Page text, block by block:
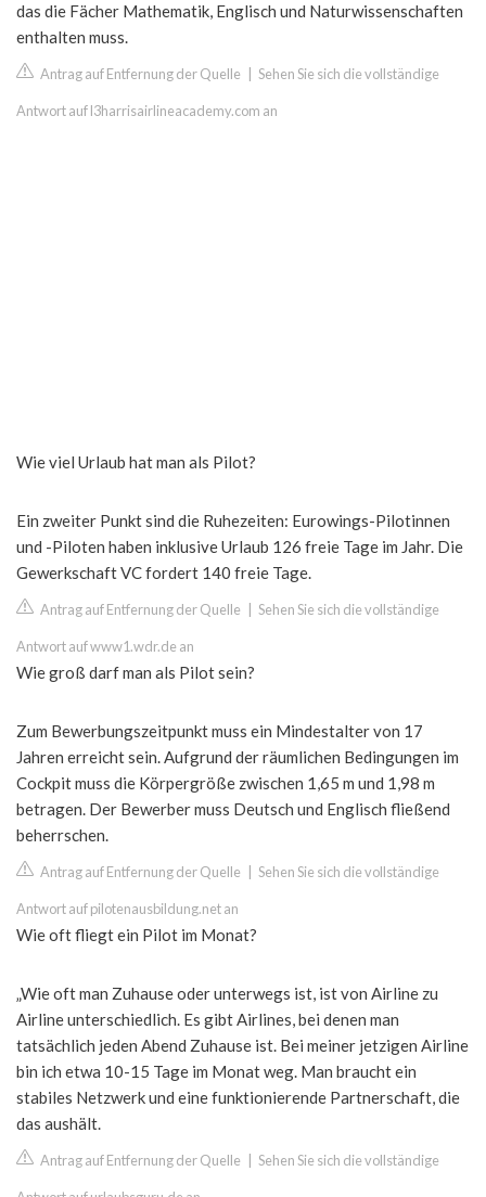
das die Fächer Mathematik, Englisch und Naturwissenschaften
enthalten muss.
Antrag auf Entfernung der Quelle Sehen Sie sich die vollständige
Antwort auf l3harrisairlineacademy.com an
Wie viel Urlaub hat man als Pilot?
Ein zweiter Punkt sind die Ruhezeiten: Eurowings-Pilotinnen
und -Piloten haben inklusive Urlaub 126 freie Tage im Jahr. Die
Gewerkschaft VC fordert 140 freie Tage.
Antrag auf Entfernung der Quelle Sehen Sie sich die vollständige
Antwort auf www1.wdr.de an
Wie groß darf man als Pilot sein?
Zum Bewerbungszeitpunkt muss ein Mindestalter von 17
Jahren erreicht sein. Aufgrund der räumlichen Bedingungen im
Cockpit muss die Körpergröße zwischen 1,65 m und 1,98 m
betragen. Der Bewerber muss Deutsch und Englisch fließend
beherrschen.
Antrag auf Entfernung der Quelle Sehen Sie sich die vollständige
Antwort auf pilotenausbildung.net an
Wie oft fliegt ein Pilot im Monat?
„Wie oft man Zuhause oder unterwegs ist, ist von Airline zu
Airline unterschiedlich. Es gibt Airlines, bei denen man
tatsächlich jeden Abend Zuhause ist. Bei meiner jetzigen Airline
bin ich etwa 10-15 Tage im Monat weg. Man braucht ein
stabiles Netzwerk und eine funktionierende Partnerschaft, die
das aushält.
Antrag auf Entfernung der Quelle Sehen Sie sich die vollständige